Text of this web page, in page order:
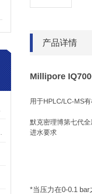
产品详情
Millipore
用于HPLC/LC-MS
默克密理博第七代
进水要求
*当压力在0-0.1